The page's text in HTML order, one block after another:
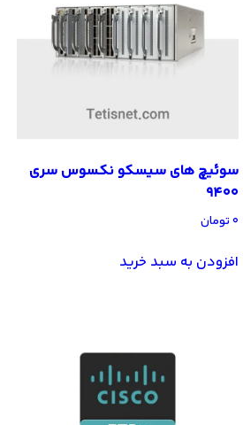
سوئیچ های سیسکو نکسوس سری
9400
۰تومان
افزودن به سبد خرید